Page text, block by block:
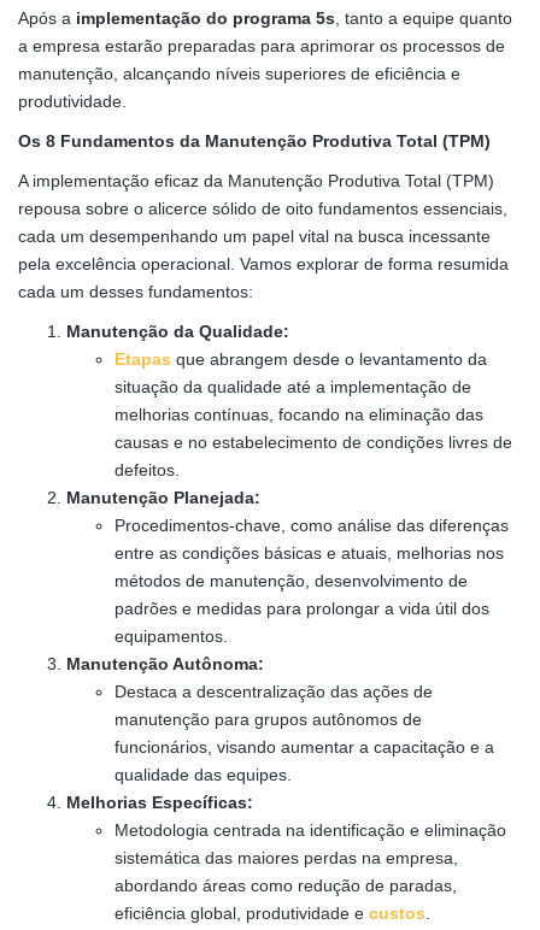
Após a implementação do programa 5s , tanto a equipe quanto
a empresa estarão preparadas para aprimorar os processos de
manutenção, alcançando níveis superiores de eficiência e
produtividade.
Os 8 Fundamentos da Manutenção Produtiva Total (TPM)
A implementação eficaz da Manutenção Produtiva Total (TPM)
repousa sobre o alicerce sólido de oito fundamentos essenciais,
cada um desempenhando um papel vital na busca incessante
pela excelência operacional. Vamos explorar de forma resumida
cada um desses fundamentos:
Manutenção da Qualidade:
Etapas que abrangem desde o levantamento da
situação da qualidade até a implementação de
melhorias contínuas, focando na eliminação das
causas e no estabelecimento de condições livres de
defeitos.
Manutenção Planejada:
Procedimentos-chave, como análise das diferenças
entre as condições básicas e atuais, melhorias nos
métodos de manutenção, desenvolvimento de
padrões e medidas para prolongar a vida útil dos
equipamentos.
Manutenção Autônoma:
Destaca a descentralização das ações de
manutenção para grupos autônomos de
funcionários, visando aumentar a capacitação e a
qualidade das equipes.
Melhorias Específicas:
Metodologia centrada na identificação e eliminação
sistemática das maiores perdas na empresa,
abordando áreas como redução de paradas,
eficiência global, produtividade e custos